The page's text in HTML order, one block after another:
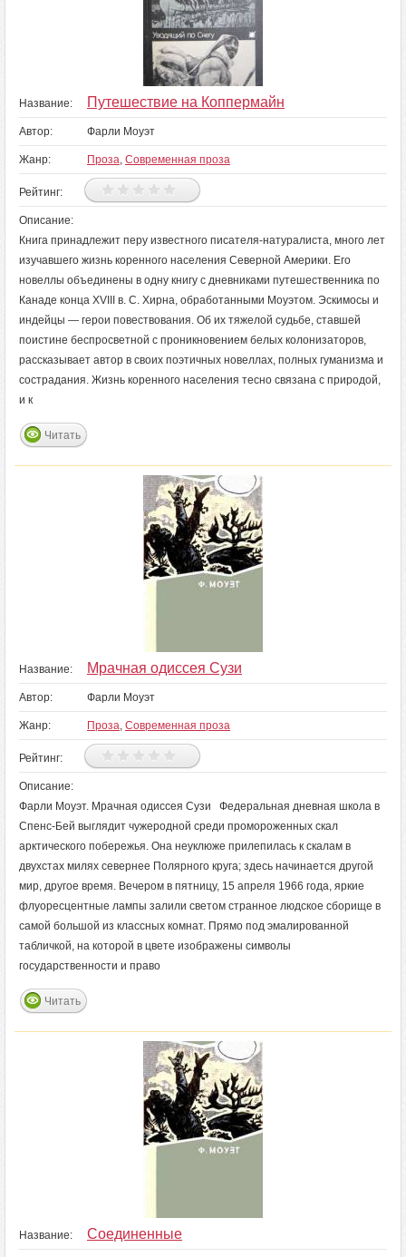
Название: Путешествие на Коппермайн
Автор: Фарли Моуэт
Жанр: Проза, Современная проза
Рейтинг:
Описание:
Книга принадлежит перу известного писателя-натуралиста, много лет
изучавшего жизнь коренного населения Северной Америки. Его
новеллы объединены в одну книгу с дневниками путешественника по
Канаде конца XVIII в. С. Хирна, обработанными Моуэтом. Эскимосы и
индейцы — герои повествования. Об их тяжелой судьбе, ставшей
поистине беспросветной с проникновением белых колонизаторов,
рассказывает автор в своих поэтичных новеллах, полных гуманизма и
сострадания. Жизнь коренного населения тесно связана с природой,
и к
Читать
Название: Мрачная одиссея Сузи
Автор: Фарли Моуэт
Жанр: Проза, Современная проза
Рейтинг:
Описание:
Фарли Моуэт. Мрачная одиссея Сузи Федеральная дневная школа в
Спенс-Бей выглядит чужеродной среди промороженных скал
арктического побережья. Она неуклюже прилепилась к скалам в
двухстах милях севернее Полярного круга; здесь начинается другой
мир, другое время. Вечером в пятницу, 15 апреля 1966 года, яркие
флуоресцентные лампы залили светом странное людское сборище в
самой большой из классных комнат. Прямо под эмалированной
табличкой, на которой в цвете изображены символы
государственности и право
Читать
Название: Соединенные